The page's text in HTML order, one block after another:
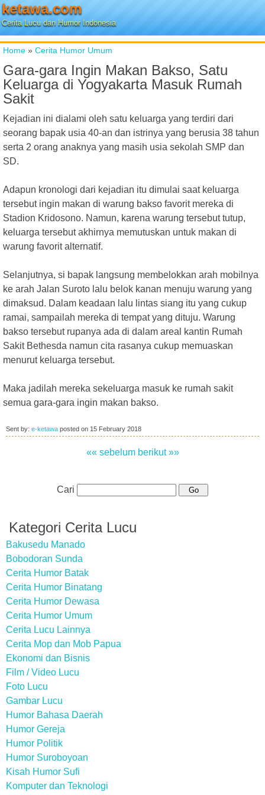
ketawa.com
Cerita Lucu dan Humor Indonesia
Home » Cerita Humor Umum
Gara-gara Ingin Makan Bakso, Satu
Keluarga di Yogyakarta Masuk Rumah
Sakit
Kejadian ini dialami oleh satu keluarga yang terdiri dari
seorang bapak usia 40-an dan istrinya yang berusia 38 tahun
serta 2 orang anaknya yang masih usia sekolah SMP dan
SD.
Adapun kronologi dari kejadian itu dimulai saat keluarga
tersebut ingin makan di warung bakso favorit mereka di
Stadion Kridosono. Namun, karena warung tersebut tutup,
keluarga tersebut akhirnya memutuskan untuk makan di
warung favorit alternatif.
Selanjutnya, si bapak langsung membelokkan arah mobilnya
ke arah Jalan Suroto lalu belok kanan menuju warung yang
dimaksud. Dalam keadaan lalu lintas siang itu yang cukup
ramai, sampailah mereka di tempat yang dituju. Warung
bakso tersebut rupanya ada di dalam areal kantin Rumah
Sakit Bethesda namun cita rasanya cukup memuaskan
menurut keluarga tersebut.
Maka jadilah mereka sekeluarga masuk ke rumah sakit
semua gara-gara ingin makan bakso.
Sent by: e-ketawa posted on 15 February 2018
«« sebelum berikut »»
Cari
Kategori Cerita Lucu
Bakusedu Manado
Bobodoran Sunda
Cerita Humor Batak
Cerita Humor Binatang
Cerita Humor Dewasa
Cerita Humor Umum
Cerita Lucu Lainnya
Cerita Mop dan Mob Papua
Ekonomi dan Bisnis
Film / Video Lucu
Foto Lucu
Gambar Lucu
Humor Bahasa Daerah
Humor Gereja
Humor Politik
Humor Suroboyoan
Kisah Humor Sufi
Komputer dan Teknologi